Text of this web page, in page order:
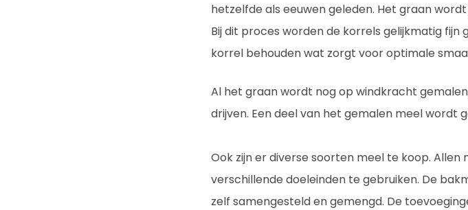
hetzelfde als eeuwen geleden. Het graan
Bij dit proces worden de korrels gelijkmatig fijn
korrel behouden wat zorgt voor optimale
Al het graan wordt nog op windkracht
drijven. Een deel van het gemalen meel wordt
Ook zijn er diverse soorten meel te koop.
verschillende doeleinden te gebruiken. De
zelf samengesteld en gemengd. De